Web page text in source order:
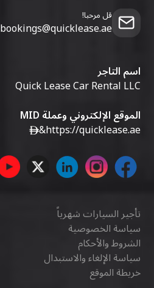
قل مرحبا!
bookings@quicklease.ae
اسم التاجر
Quick Lease Car Rental LLC
الموقع الإلكتروني وعملة MID
https://quicklease.ae
&
تأجير السيارات شهرياً
سياسة الخصوصية
الشروط والأحكام
سياسة الإلغاء والاستبدال
خريطة الموقع